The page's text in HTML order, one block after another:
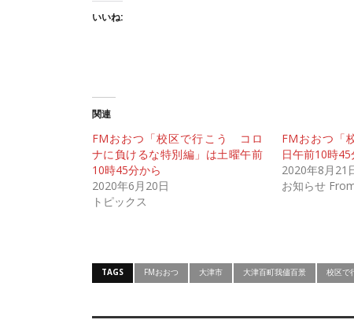
いいね:
関連
FMおおつ「校区で行こう コロ
ナに負けるな特別編」は土曜午前
10時45分から
2020年6月20日
トピックス
FMおおつ「
日午前10時45
2020年8月21
お知らせ
TAGS FMおおつ 大津市 大津百町我儘百景 校区で